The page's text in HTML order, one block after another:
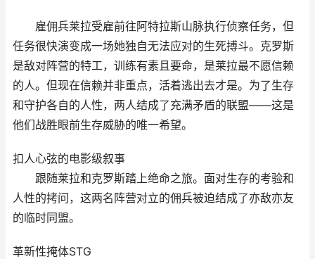
雇佣兵莱拉受雇前往阿特拉斯山脉执行侦察任务，但
任务很快演变成一场她独自无法应对的生死搏斗。克罗斯
是敌对阵营的特工，训练有素且要命，是莱拉最不愿信赖
的人。但现在信赖并非重点，活着逃出去才是。为了生存
和守护各自的人性，两人结成了充满矛盾的联盟——这是
他们战胜眼前生存威胁的唯一希望。
扣人心弦的电影级叙事
跟随莱拉和克罗斯踏上绝命之旅。面对生存的考验和
人性的拷问，这两名阵营对立的佣兵被迫结成了亦敌亦友
的临时同盟。
革新性掩体STG